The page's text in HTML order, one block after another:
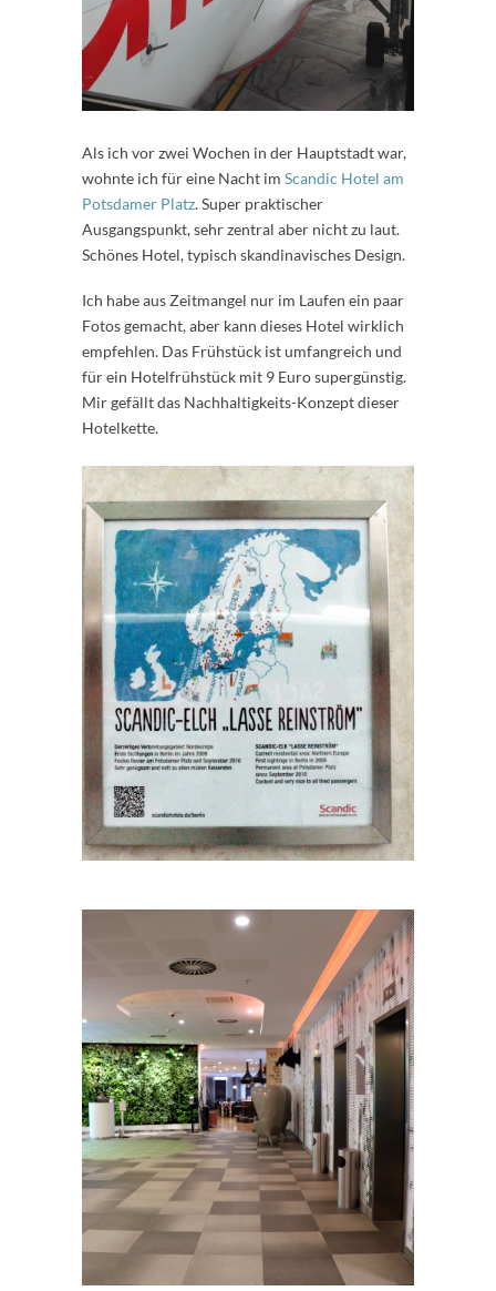
Als ich vor zwei Wochen in der Hauptstadt war,
wohnte ich für eine Nacht im Scandic Hotel am
Potsdamer Platz. Super praktischer
Ausgangspunkt, sehr zentral aber nicht zu laut.
Schönes Hotel, typisch skandinavisches Design.
Ich habe aus Zeitmangel nur im Laufen ein paar
Fotos gemacht, aber kann dieses Hotel wirklich
empfehlen. Das Frühstück ist umfangreich und
für ein Hotelfrühstück mit 9 Euro supergünstig.
Mir gefällt das Nachhaltigkeits-Konzept dieser
Hotelkette.